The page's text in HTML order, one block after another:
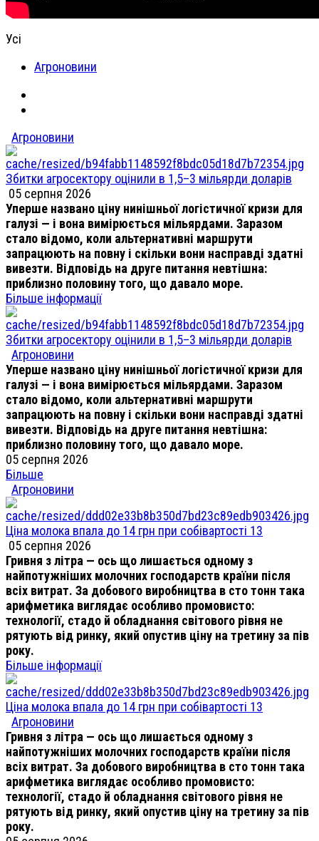
Усі
Агроновини
Агроновини
Збитки агросектору оцінили в 1,5–3 мільярди доларів
05 серпня 2026
Уперше названо ціну нинішньої логістичної кризи для
галузі — і вона вимірюється мільярдами. Заразом
стало відомо, коли альтернативні маршрути
запрацюють на повну і скільки вони насправді здатні
вивезти. Відповідь на друге питання невтішна:
приблизно половину того, що давало море.
Більше інформації
Збитки агросектору оцінили в 1,5–3 мільярди доларів
Агроновини
Уперше названо ціну нинішньої логістичної кризи для
галузі — і вона вимірюється мільярдами. Заразом
стало відомо, коли альтернативні маршрути
запрацюють на повну і скільки вони насправді здатні
вивезти. Відповідь на друге питання невтішна:
приблизно половину того, що давало море.
05 серпня 2026
Більше
Агроновини
Ціна молока впала до 14 грн при собівартості 13
05 серпня 2026
Гривня з літра — ось що лишається одному з
найпотужніших молочних господарств країни після
всіх витрат. За добового виробництва в сто тонн така
арифметика виглядає особливо промовисто:
технології, стадо й обладнання світового рівня не
рятують від ринку, який опустив ціну на третину за пів
року.
Більше інформації
Ціна молока впала до 14 грн при собівартості 13
Агроновини
Гривня з літра — ось що лишається одному з
найпотужніших молочних господарств країни після
всіх витрат. За добового виробництва в сто тонн така
арифметика виглядає особливо промовисто:
технології, стадо й обладнання світового рівня не
рятують від ринку, який опустив ціну на третину за пів
року.